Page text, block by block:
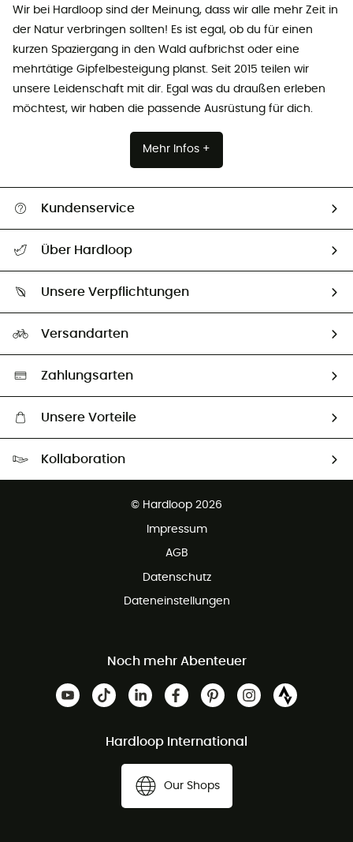
Wir bei Hardloop sind der Meinung, dass wir alle mehr Zeit in
der Natur verbringen sollten! Es ist egal, ob du für einen
kurzen Spaziergang in den Wald aufbrichst oder eine
mehrtätige Gipfelbesteigung planst. Seit 2015 teilen wir
unsere Leidenschaft mit dir. Egal was du draußen erleben
möchtest, wir haben die passende Ausrüstung für dich.
Mehr Infos +
Kundenservice
Größentabelle
Vertrag widerrufen
Über Hardloop
Unsere Botschafter
Unsere Verpflichtungen
Auswahl an nachhaltigen Produkten
Versandarten
Zahlungsarten
Unsere Vorteile
Kollaboration
© Hardloop 2026
Impressum
AGB
Datenschutz
Dateneinstellungen
Noch mehr Abenteuer
Hardloop International
Our Shops